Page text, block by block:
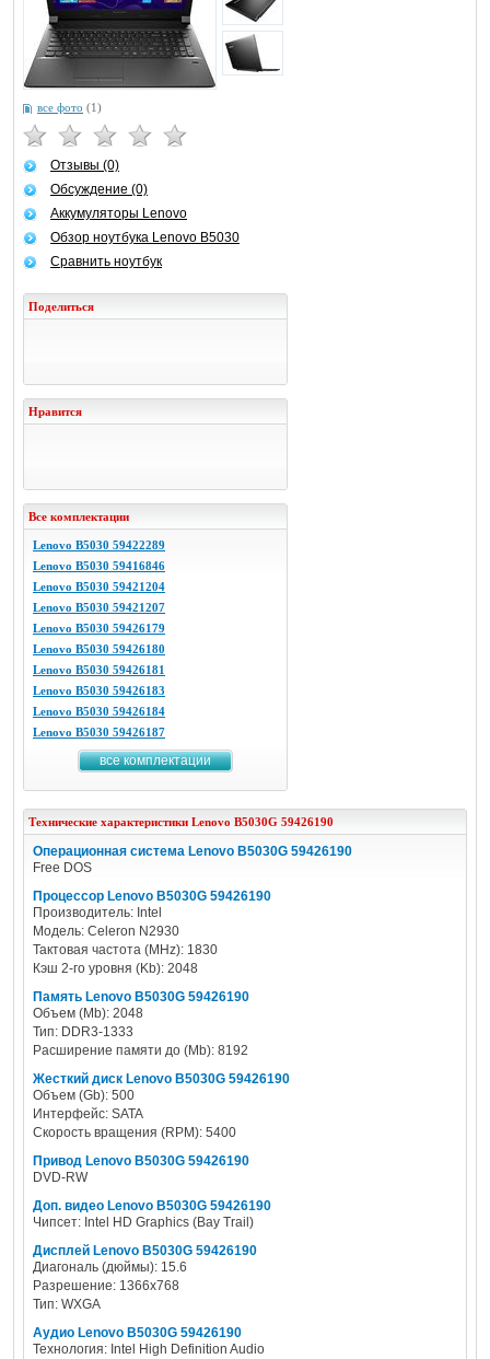
все фото (1)
Отзывы (0)
Обсуждение (0)
Аккумуляторы Lenovo
Обзор ноутбука Lenovo B5030
Сравнить ноутбук
Поделиться
Нравится
Все комплектации
Lenovo B5030 59422289
Lenovo B5030 59416846
Lenovo B5030 59421204
Lenovo B5030 59421207
Lenovo B5030 59426179
Lenovo B5030 59426180
Lenovo B5030 59426181
Lenovo B5030 59426183
Lenovo B5030 59426184
Lenovo B5030 59426187
все комплектации
Технические характеристики Lenovo B5030G 59426190
Операционная система Lenovo B5030G 59426190
Free DOS
Процессор Lenovo B5030G 59426190
Производитель: Intel
Модель: Celeron N2930
Тактовая частота (MHz): 1830
Кэш 2-го уровня (Kb): 2048
Память Lenovo B5030G 59426190
Объем (Mb): 2048
Тип: DDR3-1333
Расширение памяти до (Mb): 8192
Жесткий диск Lenovo B5030G 59426190
Объем (Gb): 500
Интерфейс: SATA
Скорость вращения (RPM): 5400
Привод Lenovo B5030G 59426190
DVD-RW
Доп. видео Lenovo B5030G 59426190
Чипсет: Intel HD Graphics (Bay Trail)
Дисплей Lenovo B5030G 59426190
Диагональ (дюймы): 15.6
Разрешение: 1366х768
Тип: WXGA
Аудио Lenovo B5030G 59426190
Технология: Intel High Definition Audio